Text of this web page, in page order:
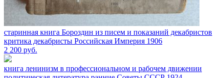
старинная книга Бороздин из писем и показаний декабристов
критика декабристы Российская Империя 1906
2 200 руб.
книга ленинизм в профессиональном и рабочем движении